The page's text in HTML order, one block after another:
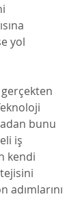
yol
bunu
iş
kendi